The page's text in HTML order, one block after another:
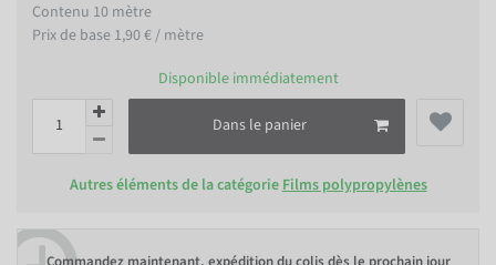
Contenu 10 mètre
Prix de base 1,90 € / mètre
Disponible immédiatement
Dans le panier
Autres éléments de la catégorie Films polypropylènes